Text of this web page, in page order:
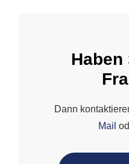
Haben
Dann
Mail